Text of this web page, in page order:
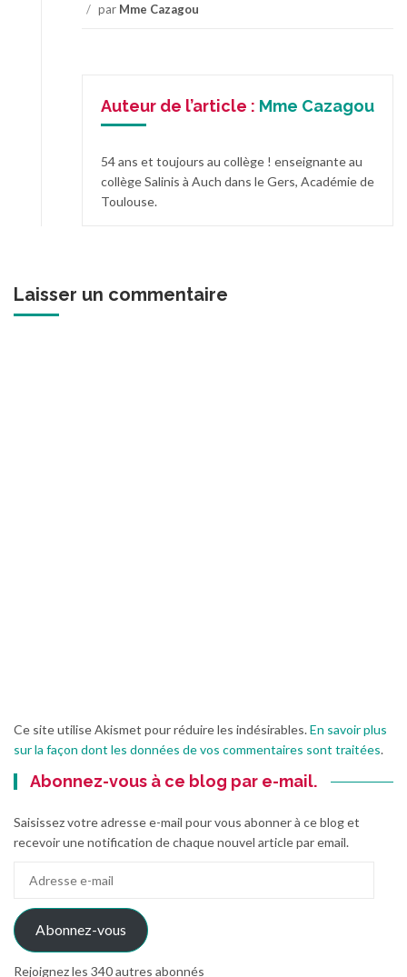
/ par Mme Cazagou
Auteur de l’article : Mme Cazagou
54 ans et toujours au collège ! enseignante au
collège Salinis à Auch dans le Gers, Académie de
Toulouse.
Laisser un commentaire
Ce site utilise Akismet pour réduire les indésirables.En savoir plus
sur la façon dont les données de vos commentaires sont traitées.
Abonnez-vous à ce blog par e-mail.
Saisissez votre adresse e-mail pour vous abonner à ce blog et
recevoir une notification de chaque nouvel article par email.
mail
Abonnez-vous
Rejoignez les 340 autres abonnés